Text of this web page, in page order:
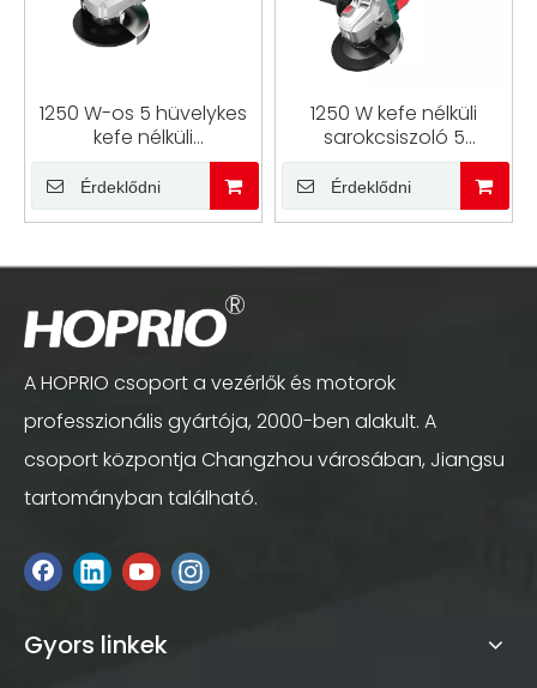
1250 W-os 5 hüvelykes
kefe nélküli
sarokcsiszoló könnyű
súlyú
polírozáshoz/vágáshoz/csiszoláshoz
Érdeklődni
1250 W kefe nélküli
sarokcsiszoló 5
hüvelykes vezetékes
sarokcsiszoló kefe
nélküli motorral
Érdeklődni
A HOPRIO csoport a vezérlők és motorok
professzionális gyártója, 2000-ben alakult. A
csoport központja Changzhou városában, Jiangsu
tartományban található.
Gyors linkek